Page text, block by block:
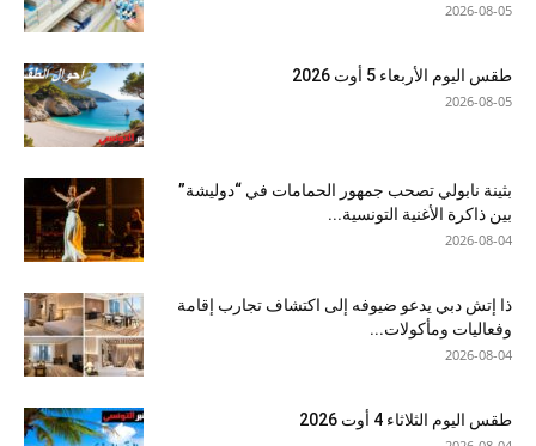
2026-08-05
طقس اليوم الأربعاء 5 أوت 2026
2026-08-05
بثينة نابولي تصحب جمهور الحمامات في “دوليشة”
بين ذاكرة الأغنية التونسية...
2026-08-04
ذا إتش دبي يدعو ضيوفه إلى اكتشاف تجارب إقامة
وفعاليات ومأكولات...
2026-08-04
طقس اليوم الثلاثاء 4 أوت 2026